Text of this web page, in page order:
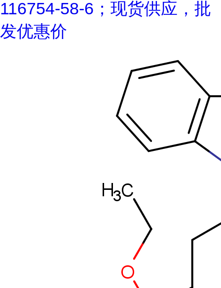
116754-58-6；现货供应，批
发优惠价